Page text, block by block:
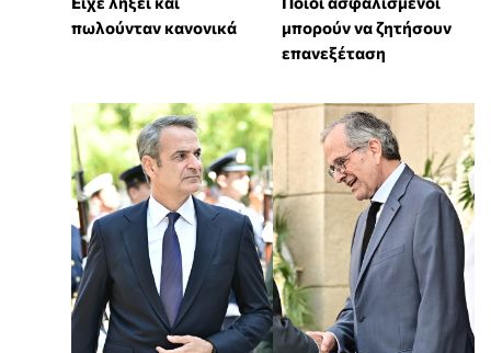
πωλούνταν κανονικά
μπορούν να ζητήσουν
επανεξέταση